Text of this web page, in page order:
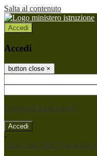
Salta al contenuto
Accedi
Accedi
button close ×
Password dimenticata?
-
Entra con SPID Entra con